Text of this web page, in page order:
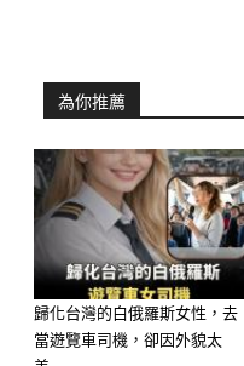
覺！你們這個月
或彩券，中獎率
為你推薦
歸化台灣的白俄羅斯女性，去
當遊覽車司機，卻因外貌太